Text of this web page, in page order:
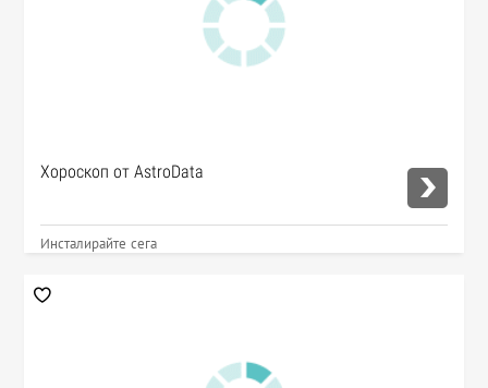
Хороскоп от AstroData
Инсталирайте сега